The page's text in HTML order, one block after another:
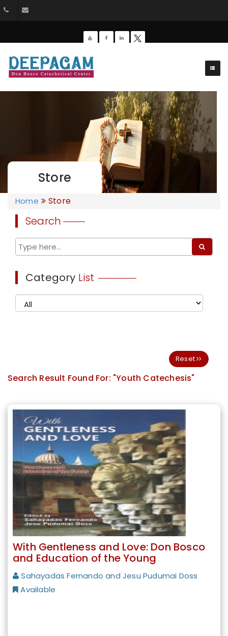
044-26428162
Store
Home Store
Search
Category List
Reset
Search Result Found For: "Youth Catechesis"
With Gentleness and Love: Don Bosco
and Education of the Young
Sahayadas Fernando and Jesu Pudumai Doss
Available